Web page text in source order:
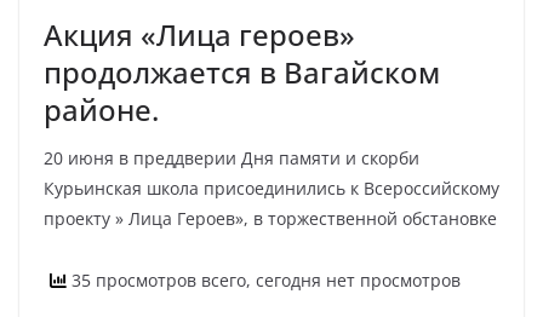
Акция «Лица героев»
продолжается в Вагайском
районе.
20 июня в преддверии Дня памяти и скорби
Курьинская школа присоединились к Всероссийскому
проекту » Лица Героев», в торжественной обстановке
35 просмотров всего, сегодня нет просмотров